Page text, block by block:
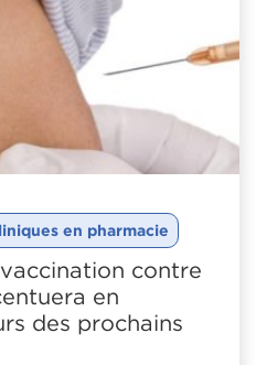
en pharmacie
contre
en
des prochains